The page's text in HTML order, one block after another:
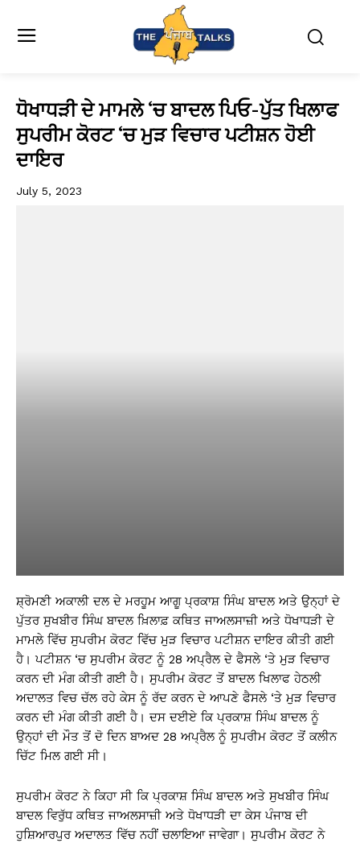
ਧੋਖਾਧੜੀ ਦੇ ਮਾਮਲੇ ‘ਚ ਬਾਦਲ ਪਿਓ-ਪੁੱਤ ਖਿਲਾਫ
ਸੁਪਰੀਮ ਕੋਰਟ ‘ਚ ਮੁੜ ਵਿਚਾਰ ਪਟੀਸ਼ਨ ਹੋਈ
ਦਾਇਰ
July 5, 2023
ਸ਼੍ਰੋਮਣੀ ਅਕਾਲੀ ਦਲ ਦੇ ਮਰਹੂਮ ਆਗੂ ਪ੍ਰਕਾਸ਼ ਸਿੰਘ ਬਾਦਲ ਅਤੇ ਉਨ੍ਹਾਂ ਦੇ
ਪੁੱਤਰ ਸੁਖਬੀਰ ਸਿੰਘ ਬਾਦਲ ਖ਼ਿਲਾਫ਼ ਕਥਿਤ ਜਾਅਲਸਾਜ਼ੀ ਅਤੇ ਧੋਖਾਧੜੀ ਦੇ
ਮਾਮਲੇ ਵਿੱਚ ਸੁਪਰੀਮ ਕੋਰਟ ਵਿੱਚ ਮੁੜ ਵਿਚਾਰ ਪਟੀਸ਼ਨ ਦਾਇਰ ਕੀਤੀ ਗਈ
ਹੈ। ਪਟੀਸ਼ਨ ‘ਚ ਸੁਪਰੀਮ ਕੋਰਟ ਨੂੰ 28 ਅਪ੍ਰੈਲ ਦੇ ਫੈਸਲੇ ‘ਤੇ ਮੁੜ ਵਿਚਾਰ
ਕਰਨ ਦੀ ਮੰਗ ਕੀਤੀ ਗਈ ਹੈ। ਸੁਪਰੀਮ ਕੋਰਟ ਤੋਂ ਬਾਦਲ ਖਿਲਾਫ ਹੇਠਲੀ
ਅਦਾਲਤ ਵਿਚ ਚੱਲ ਰਹੇ ਕੇਸ ਨੂੰ ਰੱਦ ਕਰਨ ਦੇ ਆਪਣੇ ਫੈਸਲੇ ‘ਤੇ ਮੁੜ ਵਿਚਾਰ
ਕਰਨ ਦੀ ਮੰਗ ਕੀਤੀ ਗਈ ਹੈ। ਦਸ ਦਈਏ ਕਿ ਪ੍ਰਕਾਸ਼ ਸਿੰਘ ਬਾਦਲ ਨੂੰ
ਉਨ੍ਹਾਂ ਦੀ ਮੌਤ ਤੋਂ ਦੋ ਦਿਨ ਬਾਅਦ 28 ਅਪ੍ਰੈਲ ਨੂੰ ਸੁਪਰੀਮ ਕੋਰਟ ਤੋਂ ਕਲੀਨ
ਚਿੱਟ ਮਿਲ ਗਈ ਸੀ।
ਸੁਪਰੀਮ ਕੋਰਟ ਨੇ ਕਿਹਾ ਸੀ ਕਿ ਪ੍ਰਕਾਸ਼ ਸਿੰਘ ਬਾਦਲ ਅਤੇ ਸੁਖਬੀਰ ਸਿੰਘ
ਬਾਦਲ ਵਿਰੁੱਧ ਕਥਿਤ ਜਾਅਲਸਾਜ਼ੀ ਅਤੇ ਧੋਖਾਧੜੀ ਦਾ ਕੇਸ ਪੰਜਾਬ ਦੀ
ਹੁਸ਼ਿਆਰਪੁਰ ਅਦਾਲਤ ਵਿੱਚ ਨਹੀਂ ਚਲਾਇਆ ਜਾਵੇਗਾ। ਸੁਪਰੀਮ ਕੋਰਟ ਨੇ